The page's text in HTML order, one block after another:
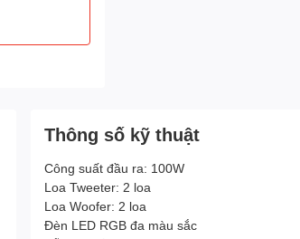
Thông số kỹ thuật
Công suất đầu ra: 100W
Loa Tweeter: 2 loa
Loa Woofer: 2 loa
Đèn LED RGB đa màu sắc